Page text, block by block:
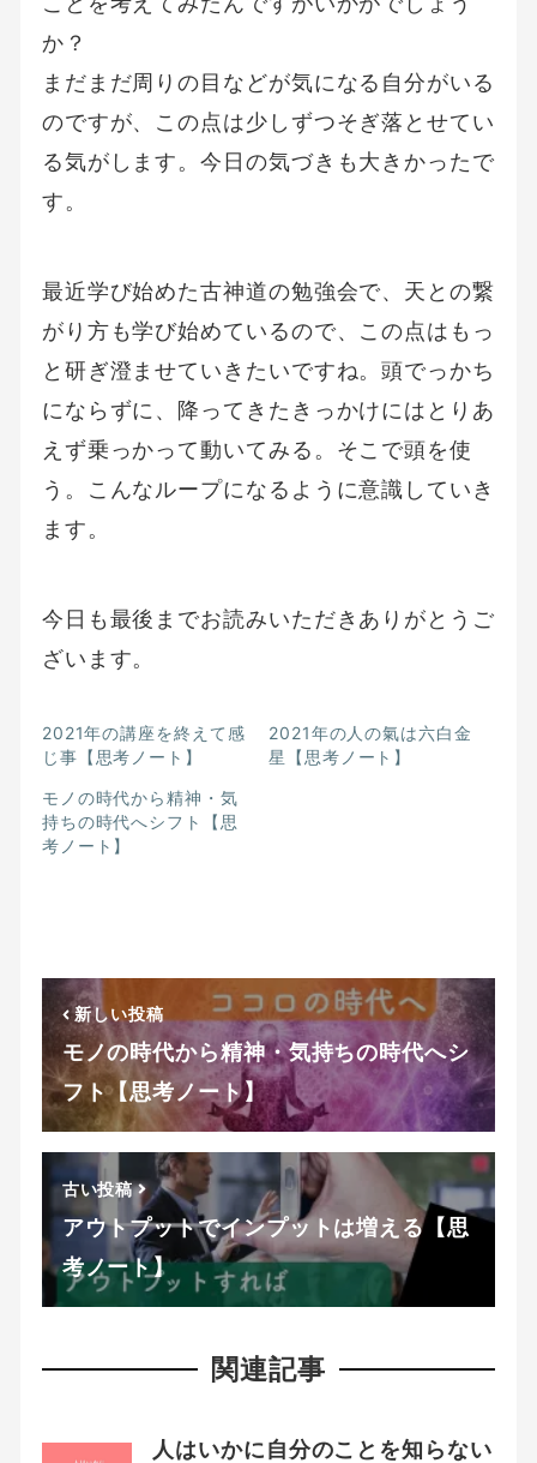
か？
まだまだ周りの目などが気になる自分がいる
のですが、この点は少しずつそぎ落とせてい
る気がします。今日の気づきも大きかったで
す。
最近学び始めた古神道の勉強会で、天との繋
がり方も学び始めているので、この点はもっ
と研ぎ澄ませていきたいですね。頭でっかち
にならずに、降ってきたきっかけにはとりあ
えず乗っかって動いてみる。そこで頭を使
う。こんなループになるように意識していき
ます。
今日も最後までお読みいただきありがとうご
ざいます。
2021年の講座を終えて感
じ事【思考ノート】
2021年の人の氣は六白金
星【思考ノート】
モノの時代から精神・気
持ちの時代へシフト【思
考ノート】
新しい投稿
モノの時代から精神・気持ちの時代へシ
フト【思考ノート】
古い投稿
アウトプットでインプットは増える【思
考ノート】
関連記事
人はいかに自分のことを知らない